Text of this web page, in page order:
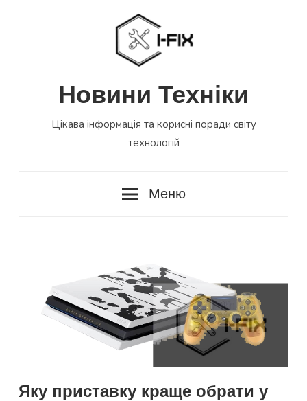
Новини Техніки
Цікава інформація та корисні поради світу
технологій
Меню
Яку приставку краще обрати у